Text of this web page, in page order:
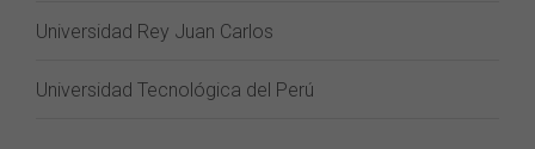
Universidad Rey Juan Carlos
Universidad Tecnológica del Perú